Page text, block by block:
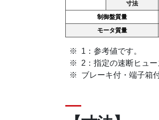
寸法
制御盤質量
モータ質量
1：参考値です。
2：指定の速断ヒュー
ブレーキ付・端子箱